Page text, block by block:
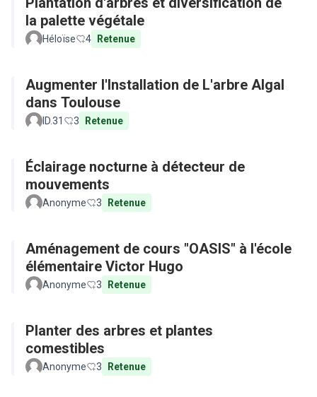
la palette végétale
Héloïse 4 Retenue
Augmenter l'Installation de L'arbre Algal
dans Toulouse
ID.31 3 Retenue
Éclairage nocturne à détecteur de
mouvements
Anonyme 3 Retenue
Aménagement de cours "OASIS" à l'école
élémentaire Victor Hugo
Anonyme 3 Retenue
Planter des arbres et plantes
comestibles
Anonyme 3 Retenue